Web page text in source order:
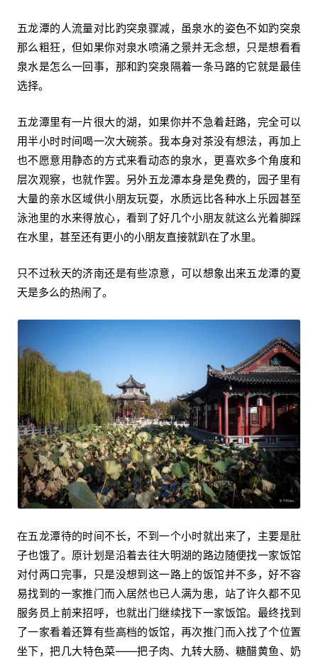
五龙潭的人流量对比趵突泉骤减，虽泉水的姿色不如趵突泉
那么粗狂，但如果你对泉水喷涌之景并无念想，只是想看看
泉水是怎么一回事，那和趵突泉隔着一条马路的它就是最佳
选择。
五龙潭里有一片很大的湖，如果你并不急着赶路，完全可以
用半小时时间喝一次大碗茶。我本身对茶没有想法，再加上
也不愿意用静态的方式来看动态的泉水，更喜欢多个角度和
层次观察，也就作罢。另外五龙潭本身是免费的，园子里有
大量的亲水区域供小朋友玩耍，水质远比各种水上乐园甚至
泳池里的水来得放心，看到了好几个小朋友就这么光着脚踩
在水里，甚至还有更小的小朋友直接就趴在了水里。
只不过秋天的济南还是有些凉意，可以想象出来五龙潭的夏
天是多么的热闹了。
在五龙潭待的时间不长，不到一个小时就出来了，主要是肚
子也饿了。原计划是沿着去往大明湖的路边随便找一家饭馆
对付两口完事，只是没想到这一路上的饭馆并不多，好不容
易找到的一家推门而入居然也已人满为患，站了许久都不见
服务员上前来招呼，也就出门继续找下一家饭馆。最终找到
了一家看着还算有些高档的饭馆，再次推门而入找了个位置
坐下，把几大特色菜——把子肉、九转大肠、糖醋黄鱼、奶